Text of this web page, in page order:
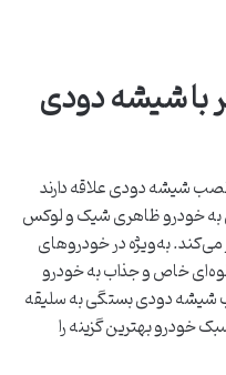
با شیشه دودی
نصب شیشه دودی علاقه دارند
به خودرو ظاهری شیک و لوکس
به‌ویژه در خودروهای
خاص و جذاب به خودرو
شیشه دودی بستگی به سلیقه
خودرو بهترین گزینه را